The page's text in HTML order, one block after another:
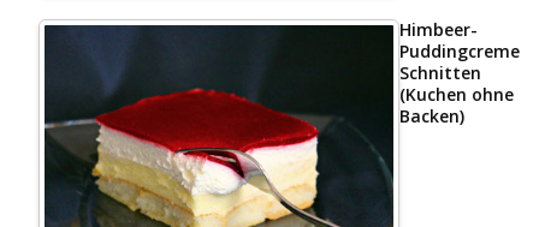
Himbeer-
Puddingcreme
Schnitten
(Kuchen ohne
Backen)